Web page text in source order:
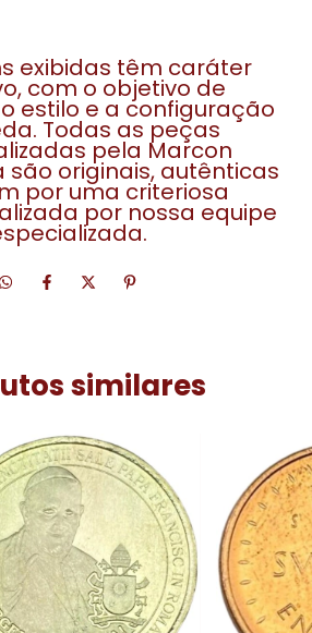
exibidas têm caráter
com o objetivo de
estilo e a configuração
Todas as peças
pela Marcon
são originais, autênticas
por uma criteriosa
por nossa equipe
similares